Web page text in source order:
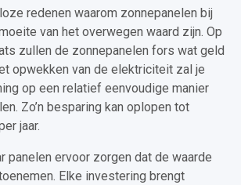
redenen waarom zonnepanelen bij
van het overwegen waard zijn. Op
zullen de zonnepanelen fors wat geld
opwekken van de elektriciteit zal je
op een relatief eenvoudige manier
Zo’n besparing kan oplopen tot
jaar.
panelen ervoor zorgen dat de waarde
Elke investering brengt